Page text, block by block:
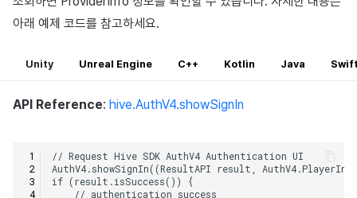
아래 예제 코드를 참고하세요.
Unity Unreal Engine C++ Kotlin Java
API Reference: hive.AuthV4.showSignIn